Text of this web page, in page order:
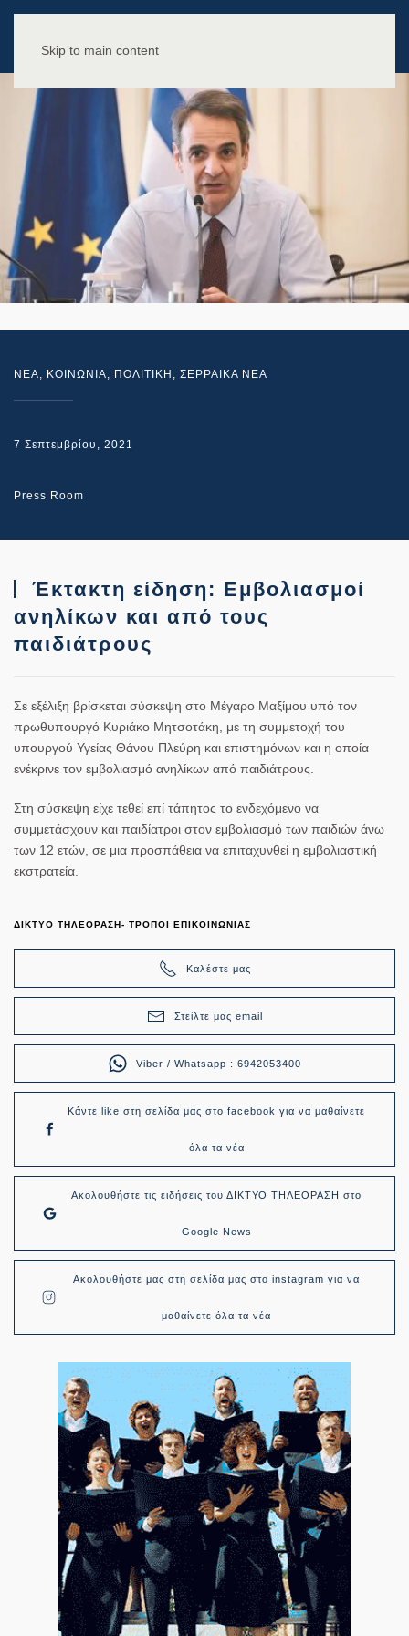
Skip to main content
NEA, ΚΟΙΝΩΝΙΑ, ΠΟΛΙΤΙΚΗ , ΣΕΡΡΑΙΚΑ ΝΕΑ
7 Σεπτεμβρίου, 2021
Press Room
Έκτακτη είδηση: Εμβολιασμοί
ανηλίκων και από τους
παιδιάτρους
Σε εξέλιξη βρίσκεται σύσκεψη στο Μέγαρο Μαξίμου υπό τον
πρωθυπουργό Κυριάκο Μητσοτάκη , με τη συμμετοχή του
υπουργού Υγείας Θάνου Πλεύρη και επιστημόνων και η οποία
ενέκρινε τον εμβολιασμό ανηλίκων από παιδιάτρους.
Στη σύσκεψη είχε τεθεί επί τάπητος το ενδεχόμενο να
συμμετάσχουν και παιδίατροι στον εμβολιασμό των παιδιών άνω
των 12 ετών, σε μια προσπάθεια να επιταχυνθεί η εμβολιαστική
εκστρατεία
ΔΙΚΤΥΟ ΤΗΛΕΟΡΑΣΗ- ΤΡΟΠΟΙ ΕΠΙΚΟΙΝΩΝΙΑΣ
Καλέστε μας
Στείλτε μας email
Viber / Whatsapp : 6942053400
Κάντε like στη σελίδα μας στο facebook για να μαθαίνετε
όλα τα νέα
Ακολουθήστε τις ειδήσεις του ΔΙΚΤΥΟ ΤΗΛΕΟΡΑΣΗ στο
Google News
Ακολουθήστε μας στη σελίδα μας στο instagram για να
μαθαίνετε όλα τα νέα